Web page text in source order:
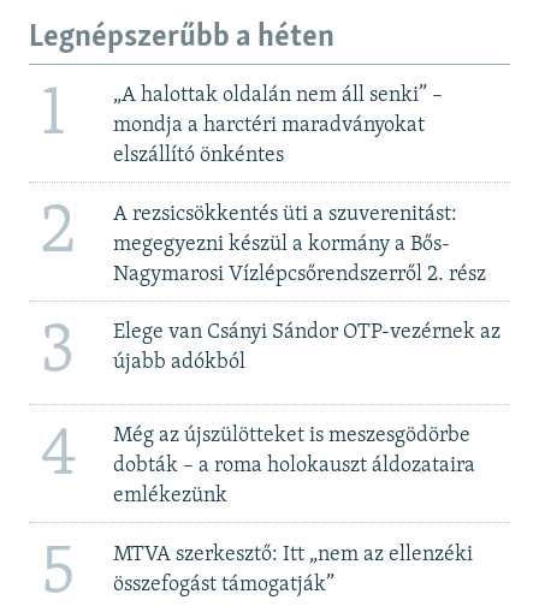
Legnépszerűbb a héten
1
„A halottak oldalán nem áll senki” –
mondja a harctéri maradványokat
elszállító önkéntes
2
A rezsicsökkentés üti a szuverenitást:
megegyezni készül a kormány a Bős-
Nagymarosi Vízlépcsőrendszerről 2. rész
3
Elege van Csányi Sándor OTP-vezérnek az
újabb adókból
4
Még az újszülötteket is meszesgödörbe
dobták – a roma holokauszt áldozataira
emlékezünk
5
MTVA szerkesztő: Itt „nem az ellenzéki
összefogást támogatják”